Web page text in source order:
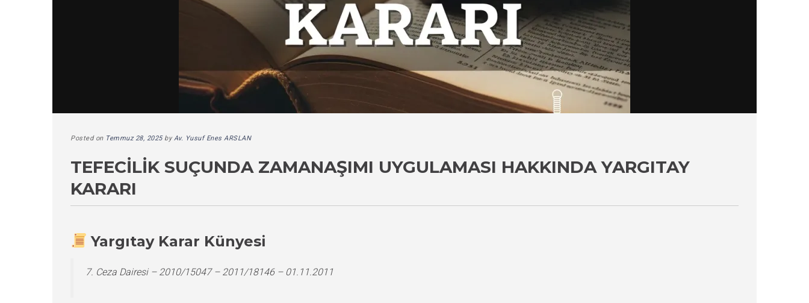
Posted on Temmuz 28, 2025byAv. Yusuf Enes ARSLAN
TEFECILIK SUÇUNDA ZAMANAŞIMI UYGULAMASI HAKKINDA YARGITAY
KARARI
Yargıtay Karar Künyesi
7. Ceza Dairesi – 2010/15047 – 2011/18146 – 01.11.2011